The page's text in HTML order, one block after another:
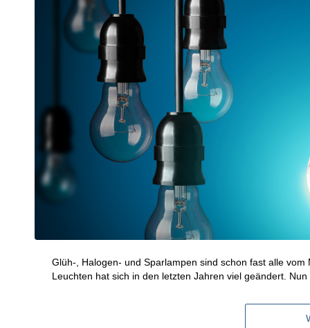
Glüh-, Halogen- und Sparlampen sind schon fast alle
Leuchten hat sich in den letzten Jahren viel geändert.